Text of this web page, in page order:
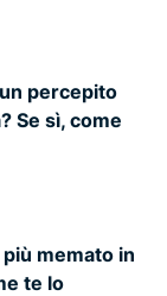
percepito
Se sì, come
memato in
te lo